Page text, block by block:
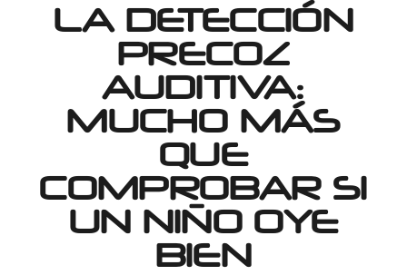
LA DETECCIÓN
PRECOZ
AUDITIVA:
MUCHO MÁS
QUE
COMPROBAR SI
UN NIÑO OYE
BIEN